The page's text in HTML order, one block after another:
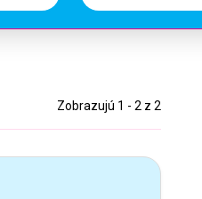
Zobrazujú 1 - 2 z 2